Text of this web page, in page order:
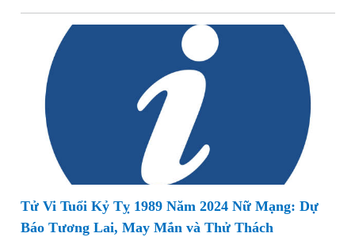
Tử Vi Tuổi Kỷ Tỵ 1989 Năm 2024 Nữ Mạng: Dự
Báo Tương Lai, May Mắn và Thử Thách